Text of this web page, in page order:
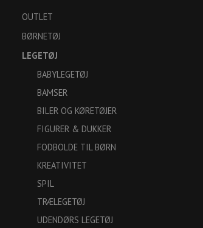
OUTLET
BØRNETØJ
LEGETØJ
BABYLEGETØJ
BAMSER
BILER OG KØRETØJER
FIGURER & DUKKER
FODBOLDE TIL BØRN
KREATIVITET
SPIL
TRÆLEGETØJ
UDENDØRS LEGETØJ